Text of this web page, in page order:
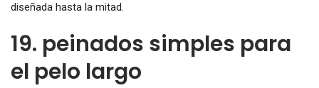
diseñada hasta la mitad.
19. peinados simples para
el pelo largo